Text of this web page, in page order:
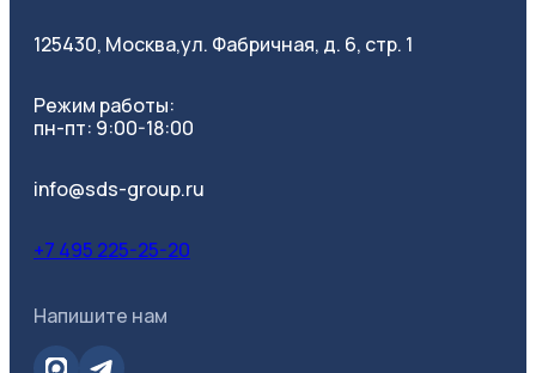
125430, Москва,ул. Фабричная, д. 6, стр. 1
Режим работы:
пн-пт: 9:00-18:00
info@sds-group.ru
+7 495 225-25-20
Напишите нам